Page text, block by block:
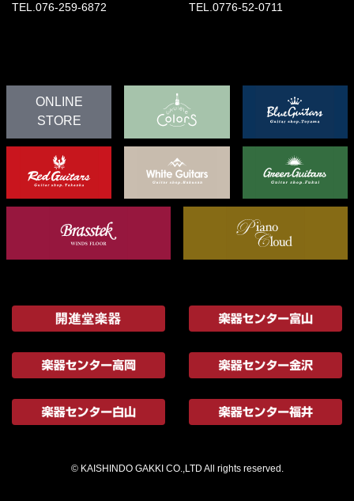
TEL.076-259-6872
TEL.0776-52-0711
ONLINE
STORE
© KAISHINDO GAKKI CO.,LTD All rights reserved.